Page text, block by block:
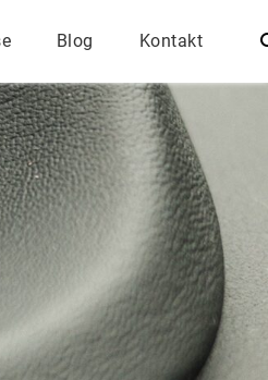
Blog Kontakt